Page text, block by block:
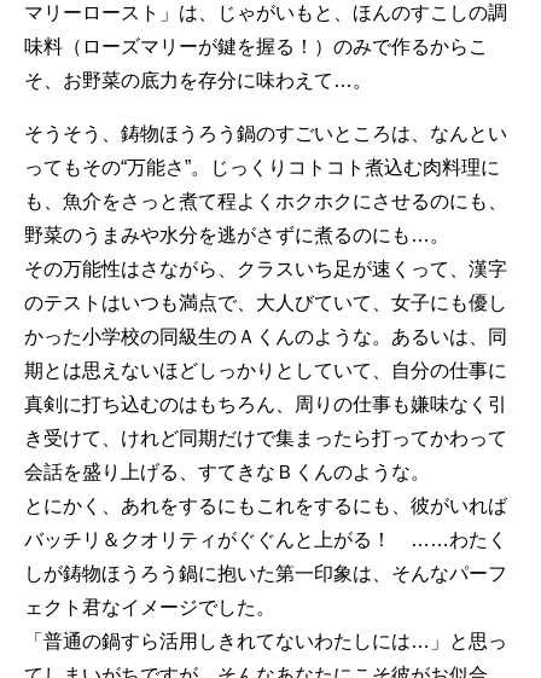
マリーロースト」は、じゃがいもと、ほんのすこしの調
味料（ローズマリーが鍵を握る！）のみで作るからこ
そ、お野菜の底力を存分に味わえて…。
そうそう、鋳物ほうろう鍋のすごいところは、なんとい
ってもその“万能さ”。じっくりコトコト煮込む肉料理に
も、魚介をさっと煮て程よくホクホクにさせるのにも、
野菜のうまみや水分を逃がさずに煮るのにも…。
その万能性はさながら、クラスいち足が速くって、漢字
のテストはいつも満点で、大人びていて、女子にも優し
かった小学校の同級生のＡくんのような。あるいは、同
期とは思えないほどしっかりとしていて、自分の仕事に
真剣に打ち込むのはもちろん、周りの仕事も嫌味なく引
き受けて、けれど同期だけで集まったら打ってかわって
会話を盛り上げる、すてきなＢくんのような。
とにかく、あれをするにもこれをするにも、彼がいれば
バッチリ＆クオリティがぐぐんと上がる！ ……わたく
しが鋳物ほうろう鍋に抱いた第一印象は、そんなパーフ
ェクト君なイメージでした。
「普通の鍋すら活用しきれてないわたしには…」と思っ